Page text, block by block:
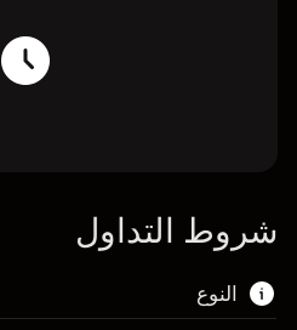
شروط التداول
النوع